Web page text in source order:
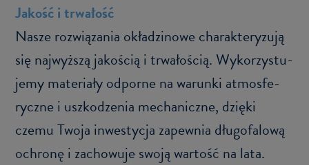
Ja­kość i trwa­łość
Nasze roz­wią­za­nia okła­dzi­no­we cha­rak­te­ry­zu­ją
się naj­wyż­szą ja­ko­ścią i trwa­ło­ścią. Wy­ko­rzy­stu­
je­my ma­te­ria­ły od­por­ne na wa­run­ki at­mos­fe­
rycz­ne i uszko­dze­nia me­cha­nicz­ne, dzię­ki
czemu Twoja in­we­sty­cja za­pew­nia dłu­go­fa­lo­wą
ochro­nę i za­cho­wu­je swoją war­tość na lata.